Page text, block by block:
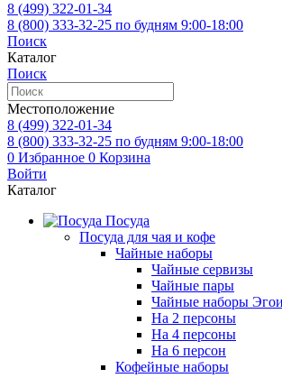
8 (499) 322-01-34
8 (800) 333-32-25 по будням 9:00-18:00
Поиск
Каталог
Поиск
Местоположение
8 (499) 322-01-34
8 (800) 333-32-25 по будням 9:00-18:00
0 Избранное 0 Корзина
Войти
Каталог
Посуда
Посуда для чая и кофе
Чайные наборы
Чайные сервизы
Чайные пары
Чайные наборы
На 2 персоны
На 4 персоны
На 6 персон
Кофейные наборы